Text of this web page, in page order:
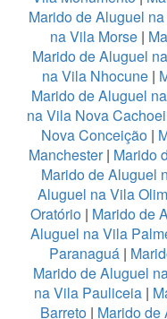
Marido de Aluguel
na Vila Morse |
Marido de Aluguel
na Vila Nhocune|
Marido de Aluguel
na Vila Nova
Nova Conceição|
Manchester| Marido
Marido de Aluguel
Aluguel na Vila
Oratório| Marido de
Aluguel na Vila
Paranaguá|
Marido de Aluguel
na Vila Pauliceia|
Barreto| Marido de